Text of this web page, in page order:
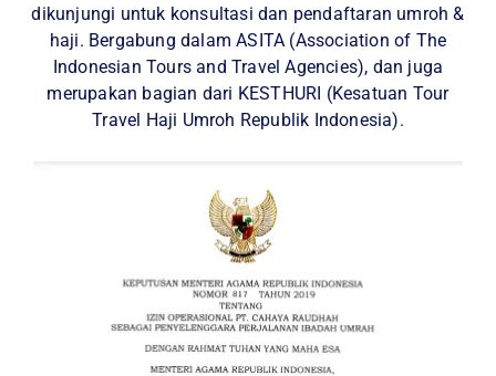
dikunjungi untuk konsultasi dan pendaftaran umroh &
haji. Bergabung dalam ASITA (Association of The
Indonesian Tours and Travel Agencies), dan juga
merupakan bagian dari KESTHURI (Kesatuan Tour
Travel Haji Umroh Republik Indonesia).